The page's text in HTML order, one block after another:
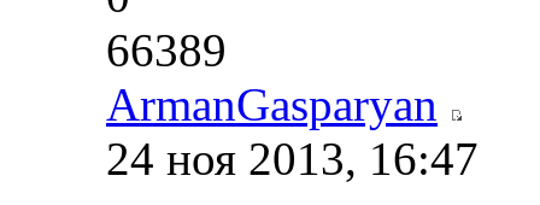
66389
ArmanGasparyan
24 ноя 2013, 16:47